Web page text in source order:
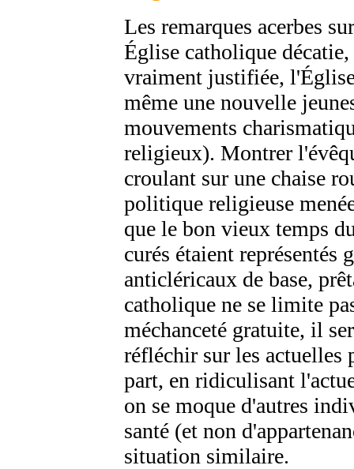
Les remarques acerbes
Église catholique
vraiment justifiée,
même une nouvelle
mouvements
religieux). Montrer
croulant sur une chaise
politique religieuse
que le bon vieux temps
curés étaient représentés
anticléricaux de base,
catholique ne se limite
méchanceté gratuite, il
réfléchir sur les actuelles
part, en ridiculisant
on se moque d'autres
santé (et non
situation similaire.